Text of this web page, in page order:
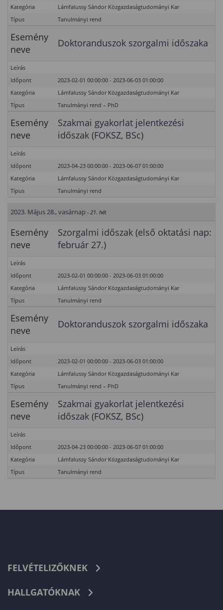
Kategória
Lámfalussy Sándor Közgazdaságtudományi Kar
Típus
Tanulmányi rend
Esemény
neve
Doktoranduszok szorgalmi időszaka
Leírás
Időpont
2023-02-01 00:00:00 - 2023-06-03 01:00:00
Kategória
Lámfalussy Sándor Közgazdaságtudományi Kar
Típus
Tanulmányi rend – PhD
Esemény
neve
Szakmai gyakorlat jelentkezési
időszak (FOKSZ, BSc)
Leírás
Időpont
2023-04-23 00:00:00 - 2023-06-07 01:00:00
Kategória
Lámfalussy Sándor Közgazdaságtudományi Kar
Típus
Tanulmányi rend
2023. Május 28., vasárnap - 21. hét
Esemény
neve
Szorgalmi időszak (első oktatási nap:
február 27.)
Leírás
Időpont
2023-02-01 00:00:00 - 2023-06-03 01:00:00
Kategória
Lámfalussy Sándor Közgazdaságtudományi Kar
Típus
Tanulmányi rend
Esemény
neve
Doktoranduszok szorgalmi időszaka
Leírás
Időpont
2023-02-01 00:00:00 - 2023-06-03 01:00:00
Kategória
Lámfalussy Sándor Közgazdaságtudományi Kar
Típus
Tanulmányi rend – PhD
Esemény
neve
Szakmai gyakorlat jelentkezési
időszak (FOKSZ, BSc)
Leírás
Időpont
2023-04-23 00:00:00 - 2023-06-07 01:00:00
Kategória
Lámfalussy Sándor Közgazdaságtudományi Kar
Típus
Tanulmányi rend
FELVÉTELIZŐKNEK
HALLGATÓKNAK